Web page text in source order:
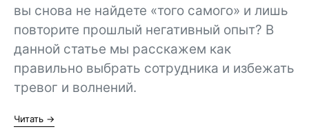
вы снова не найдете «того самого» и лишь
повторите прошлый негативный опыт? В
данной статье мы расскажем как
правильно выбрать сотрудника и избежать
тревог и волнений.
Читать →